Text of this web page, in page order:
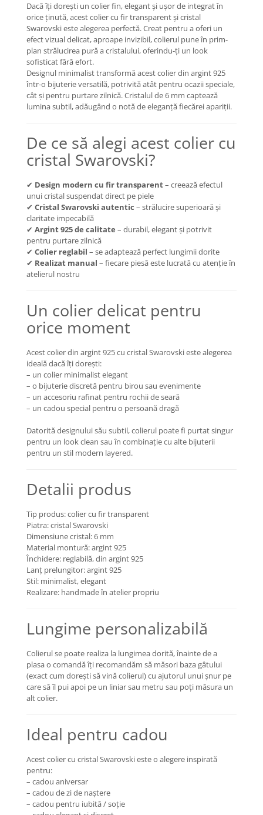
Coliere cu Zodii
Coliere cu Flori
Coliere cu Animale
Coliere cu Molecule
Coliere Diverse
BRĂȚĂRI
BRĂȚĂRI CU ȘNUR REGLABIL
Brățări din Argint cu șnur reglabil
BRĂȚĂRI CU PIETRE SEMIPREȚIOASE
semiprețioase
Brățări din Argint cu pietre
semiprețioase
Brățări elastice cu pietre
semiprețioase
BRĂȚĂRI DE PICIOR
Brățări de picior din Aur
Coliere cu mărgele colorate și
Argint
Dacă îți dorești un colier fin, elegant și ușor de integrat în
orice ținută, acest colier cu fir transparent și cristal
Swarovski este alegerea perfectă. Creat pentru a oferi un
efect vizual delicat, aproape invizibil, colierul pune în prim-
plan strălucirea pură a cristalului, oferindu-ți un look
sofisticat fără efort.
Designul minimalist transformă acest colier din argint 925
într-o bijuterie versatilă, potrivită atât pentru ocazii speciale,
cât și pentru purtare zilnică. Cristalul de 6 mm captează
lumina subtil, adăugând o notă de eleganță fiecărei apariții.
De ce să alegi acest colier cu
cristal Swarovski?
✔ Design modern cu fir transparent– creează efectul
unui cristal suspendat direct pe piele
✔ Cristal Swarovski autentic – strălucire superioară și
claritate impecabilă
✔ Argint 925 de calitate – durabil, elegant și potrivit
pentru purtare zilnică
✔ Colier reglabil – se adaptează perfect lungimii dorite
✔ Realizat manual – fiecare piesă este lucrată cu atenție în
atelierul nostru
Un colier delicat pentru
orice moment
Acest colier din argint 925 cu cristal Swarovski este alegerea
ideală dacă îți dorești:
– un colier minimalist elegant
– o bijuterie discretă pentru birou sau evenimente
– un accesoriu rafinat pentru rochii de seară
– un cadou special pentru o persoană dragă
Datorită designului său subtil, colierul poate fi purtat singur
pentru un look clean sau în combinație cu alte bijuterii
pentru un stil modern layered.
Detalii produs
Tip produs: colier cu fir transparent
Piatra: cristal Swarovski
Dimensiune cristal: 6 mm
Material montură: argint 925
Închidere: reglabilă, din argint 925
Lanț prelungitor: argint 925
Stil: minimalist, elegant
Realizare: handmade în atelier propriu
Lungime personalizabilă
Colierul se poate realiza la lungimea dorită, înainte de a
plasa o comandă îți recomandăm să măsori baza gâtului
(exact cum dorești să vină colierul) cu ajutorul unui șnur pe
care să îl pui apoi pe un liniar sau metru sau poți măsura un
alt colier.
Ideal pentru cadou
Acest colier cu cristal Swarovski este o alegere inspirată
pentru:
– cadou aniversar
– cadou de zi de naștere
– cadou pentru iubită / soție